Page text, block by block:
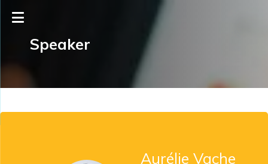
Speaker
Aurélie Vache